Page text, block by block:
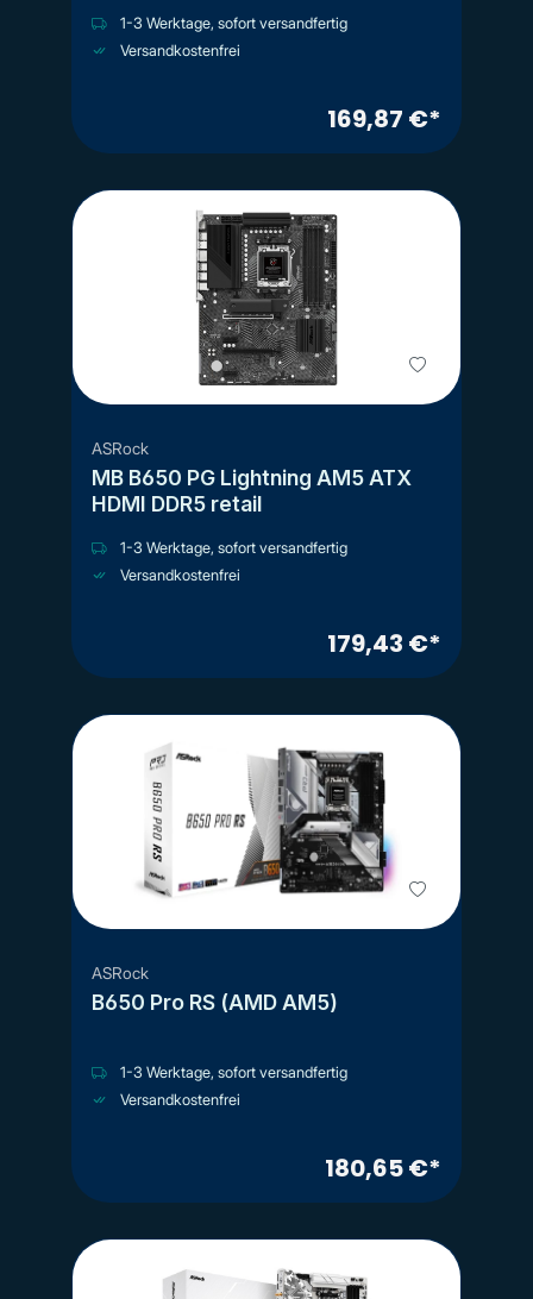
1-3 Werktage, sofort versandfertig
Versandkostenfrei
169,87 €*
ASRock
MB B650 PG Lightning AM5 ATX
HDMI DDR5 retail
1-3 Werktage, sofort versandfertig
Versandkostenfrei
179,43 €*
ASRock
B650 Pro RS (AMD AM5)
1-3 Werktage, sofort versandfertig
Versandkostenfrei
180,65 €*